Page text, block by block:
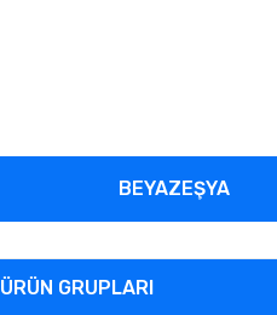
BEYAZEŞYA
ÜRÜN GRUPLARI